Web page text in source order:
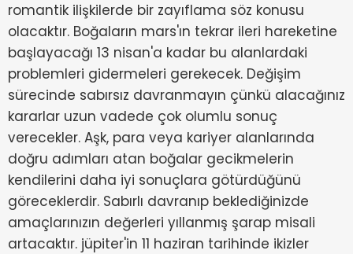
romantik ilişkilerde bir zayıflama söz konusu
olacaktır. Boğaların mars'ın tekrar ileri hareketine
başlayacağı 13 nisan'a kadar bu alanlardaki
problemleri gidermeleri gerekecek. Değişim
sürecinde sabırsız davranmayın çünkü alacağınız
kararlar uzun vadede çok olumlu sonuç
verecekler. Aşk, para veya kariyer alanlarında
doğru adımları atan boğalar gecikmelerin
kendilerini daha iyi sonuçlara götürdüğünü
göreceklerdir. Sabırlı davranıp beklediğinizde
amaçlarınızın değerleri yıllanmış şarap misali
artacaktır. jüpiter'in 11 haziran tarihinde ikizler